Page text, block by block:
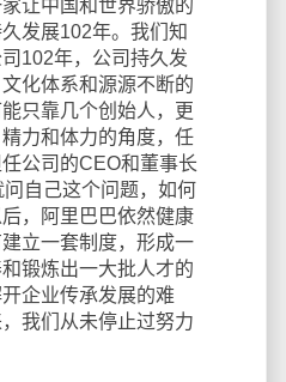
让中国和世界骄傲的
发展102年。我们知
102年，公司持久发
化体系和源源不断的
只靠几个创始人，更
力和体力的角度，任
公司的CEO和董事长
自己这个问题，如何
，阿里巴巴依然健康
立一套制度，形成一
锻炼出一大批人才的
企业传承发展的难
我们从未停止过努力